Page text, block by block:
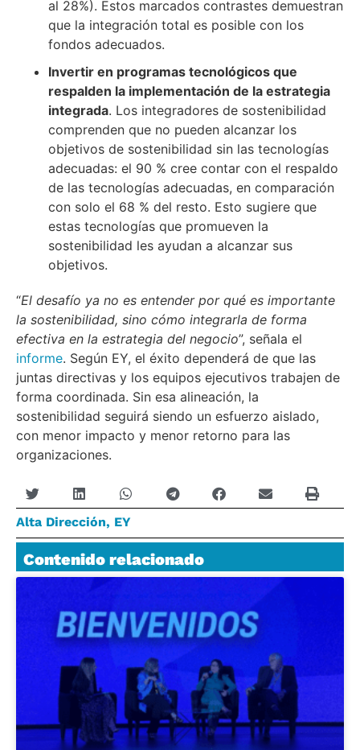
al 28%). Estos marcados contrastes demuestran
que la integración total es posible con los
fondos adecuados.
Invertir en programas tecnológicos que
respalden la implementación de la estrategia
integrada. Los integradores de sostenibilidad
comprenden que no pueden alcanzar los
objetivos de sostenibilidad sin las tecnologías
adecuadas: el 90 % cree contar con el respaldo
de las tecnologías adecuadas, en comparación
con solo el 68 % del resto. Esto sugiere que
estas tecnologías que promueven la
sostenibilidad les ayudan a alcanzar sus
objetivos.
“El desafío ya no es entender por qué es importante
la sostenibilidad, sino cómo integrarla de forma
efectiva en la estrategia del negocio”, señala el
informe. Según EY, el éxito dependerá de que las
juntas directivas y los equipos ejecutivos trabajen de
forma coordinada. Sin esa alineación, la
sostenibilidad seguirá siendo un esfuerzo aislado,
con menor impacto y menor retorno para las
organizaciones.
Alta Dirección, EY
Contenido relacionado